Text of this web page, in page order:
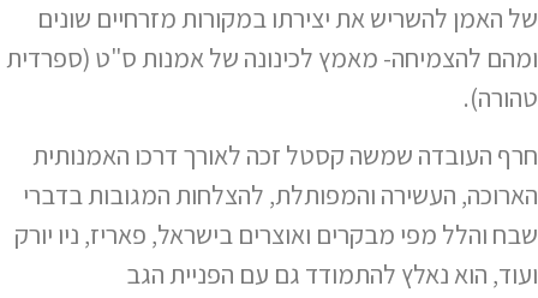
של האמן להשריש את יצירתו במקורות מזרחיים שונים
ומהם להצמיחה- מאמץ לכינונה של אמנות ס"ט (ספרדית
טהורה).
חרף העובדה שמשה קסטל זכה לאורך דרכו האמנותית
הארוכה, העשירה והמפותלת, להצלחות המגובות בדברי
שבח והלל מפי מבקרים ואוצרים בישראל, פאריז, ניו יורק
ועוד, הוא נאלץ להתמודד גם עם הפניית הגב